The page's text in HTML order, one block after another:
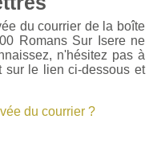
du courrier de la boîte
Romans Sur Isere ne
n'hésitez pas à
sur le lien ci-dessous et
du courrier ?